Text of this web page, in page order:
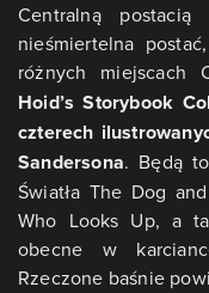
Centralną
nieśmiertelna
różnych miejscach
Hoid’s Storybook
czterech
Sandersona. Będą
Światła The Dog
Who Looks Up, a
obecne w
Rzeczone baśnie